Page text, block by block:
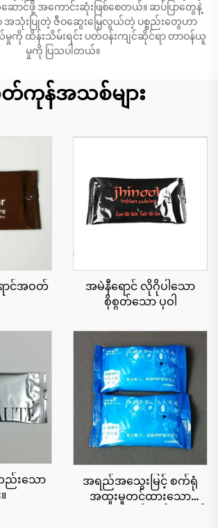
ောင်ဖို့ အကောင်းဆုံးဖြစ်စေတယ်။ ဆပ်ပြာတွေနဲ့
သုံးပြုတဲ့ ဇီဝဆွေးမြေ့လွယ်တဲ့ ပစ္စည်းတွေဟာ
ထိန်းသိမ်းရင်း ပတ်ဝန်းကျင်ဆိုင်ရာ တာဝန်ယူ
မှုကို ပြသပါတယ်။
ကုန်အသစ်များ
ာင်အဝတ်
အမဲနီရောင် လိုဂိုပါသော
စိုစွတ်သော ပုဝါ
ည်းသော
အရည်အသွေးမြင့် စက်ရုံ
အထူးမှုတင်ထားသော